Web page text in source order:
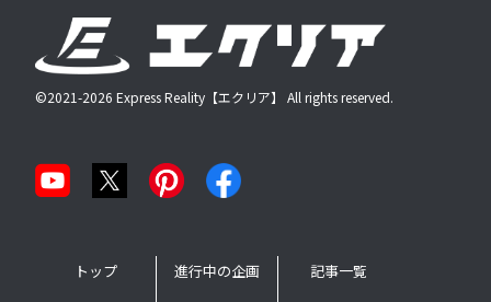
©2021-2026 Express Reality【エクリア】 All rights reserved.
トップ 進行中の企画 記事一覧